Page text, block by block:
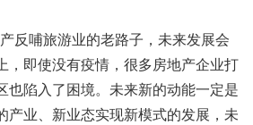
哺旅游业的老路子，未来发展会
，即使没有疫情，很多房地产企业打
也陷入了困境。未来新的动能一定是
产业、新业态实现新模式的发展，未